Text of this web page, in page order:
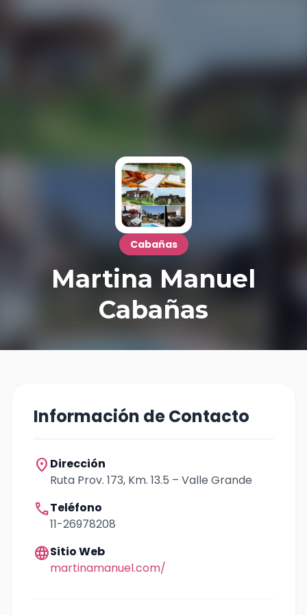
Cabañas
Martina Manuel
Cabañas
Información de Contacto
location_on Dirección
Ruta Prov. 173, Km. 13.5 – Valle Grande
callTeléfono
11-26978208
languageSitio Web
martinamanuel.com/